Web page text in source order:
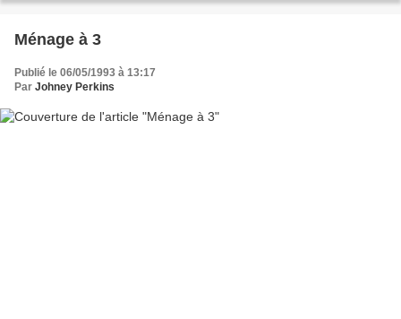
Ménage à 3
Publié le 06/05/1993 à 13:17
Par Johney Perkins